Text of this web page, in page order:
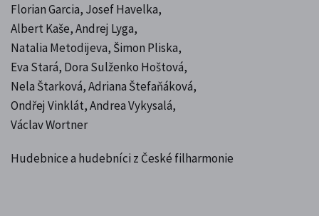
Florian Garcia, Josef Havelka,
Albert Kaše, Andrej Lyga,
Natalia Metodijeva, Šimon Pliska,
Eva Stará, Dora Sulženko Hoštová,
Nela Štarková, Adriana Štefaňáková,
Ondřej Vinklát, Andrea Vykysalá,
Václav Wortner
Hudebnice a hudebníci z České filharmonie